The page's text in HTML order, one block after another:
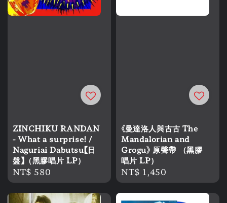
ZINCHIKU RANDAN
- What a surprise! /
Naguriai Dabutsu【日
盤】（黑膠唱片 LP）
Regular
price
NT$ 580
《曼達洛人與古古 The
Mandalorian and
Grogu》 原聲帶 （黑膠
唱片 LP）
Regular
price
NT$ 1,450